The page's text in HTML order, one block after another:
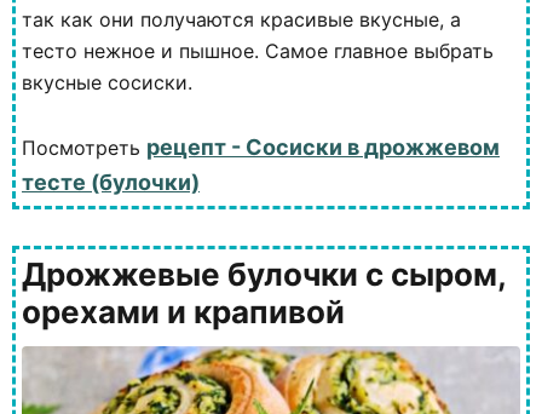
так как они получаются красивые вкусные, а
тесто нежное и пышное. Самое главное выбрать
вкусные сосиски.
Посмотреть рецепт - Сосиски в дрожжевом
тесте (булочки)
Дрожжевые булочки с сыром,
орехами и крапивой